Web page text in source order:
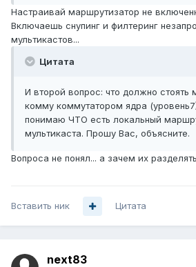
Настраивай маршрутизатор не
Включаешь снупинг и филтеринг
мультикастов...
Цитата
И второй вопрос: что должно
комму коммутатором ядра
понимаю ЧТО есть локальный
мультикаста. Прошу Вас, объясните.
Вопроса не понял... а зачем их
Вставить ник Цитата
next83